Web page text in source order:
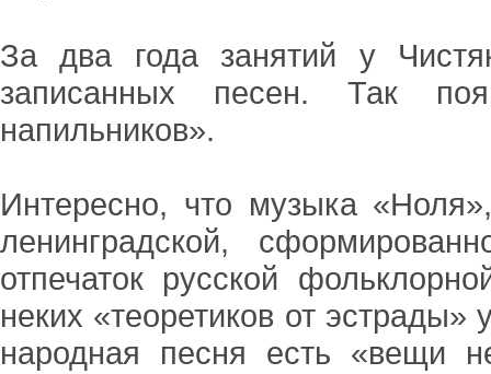
За два года занятий у
записанных песен. Так
напильников».
Интересно, что музыка
ленинградской,
отпечаток русской
неких «теоретиков от
народная песня есть «вещи